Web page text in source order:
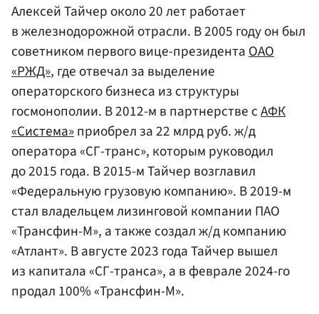
Алексей Тайчер около 20 лет работает
в железнодорожной отрасли. В 2005 году он был
советником первого вице-президентаОАО
«РЖД», где отвечал за выделение
операторского бизнеса из структуры
госмонополии. В 2012-м в партнерстве сАФК
«Система»приобрел за 22 млрд руб. ж/д
оператора «СГ-транс», которым руководил
до 2015 года. В 2015-м Тайчер возглавил
«Федеральную грузовую компанию». В 2019-м
стал владельцем лизинговой компании ПАО
«Трансфин-М», а также создал ж/д компанию
«Атлант». В августе 2023 года Тайчер вышел
из капитала «СГ-транса», а в феврале 2024-го
продал 100% «Трансфин-М».